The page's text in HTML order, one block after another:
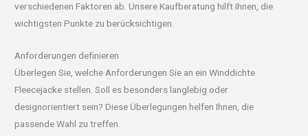
verschiedenen Faktoren ab. Unsere Kaufberatung hilft Ihnen, die
wichtigsten Punkte zu berücksichtigen.
Anforderungen definieren
Überlegen Sie, welche Anforderungen Sie an ein Winddichte
Fleecejacke stellen. Soll es besonders langlebig oder
designorientiert sein? Diese Überlegungen helfen Ihnen, die
passende Wahl zu treffen.